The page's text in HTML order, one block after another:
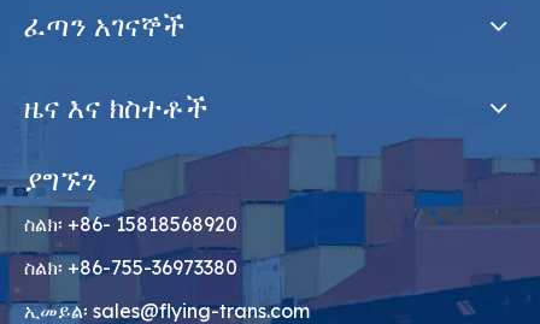
ፈጣን አገናኞች
ዜና እና ክስተቶች
ያግኙን
ስልክ፡ +86- 15818568920
ስልክ፡ +86-755-36973380
ኢመይል፡ sales@flying-trans.com